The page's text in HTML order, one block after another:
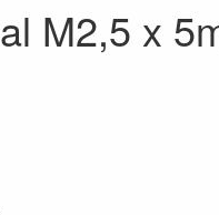
M2,5 x